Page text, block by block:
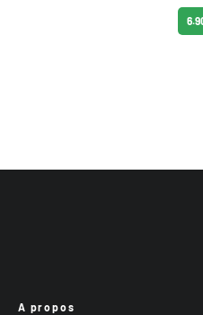
A propos